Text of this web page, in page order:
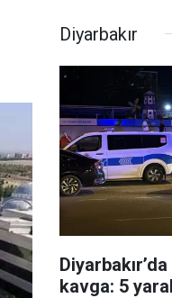
Diyarbakır
kavga: 5